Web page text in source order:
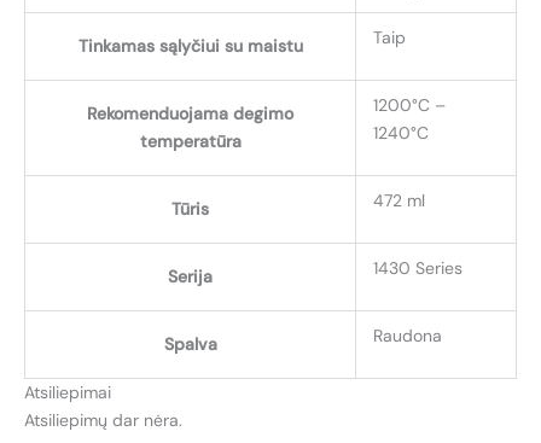
Tinkamas sąlyčiui su maistu Taip
Rekomenduojama degimo
temperatūra
1200°C –
1240°C
Tūris 472 ml
Serija 1430 Series
Spalva Raudona
Atsiliepimai
Atsiliepimų dar nėra.